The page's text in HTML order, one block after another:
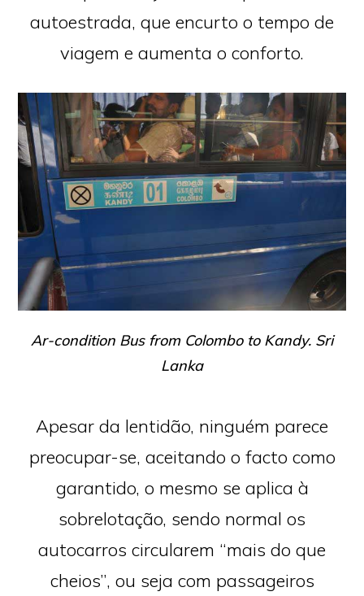
autoestrada, que encurto o tempo de
viagem e aumenta o conforto.
Ar-condition Bus from Colombo to Kandy. Sri
Lanka
Apesar da lentidão, ninguém parece
preocupar-se, aceitando o facto como
garantido, o mesmo se aplica à
sobrelotação, sendo normal os
autocarros circularem “mais do que
cheios”, ou seja com passageiros